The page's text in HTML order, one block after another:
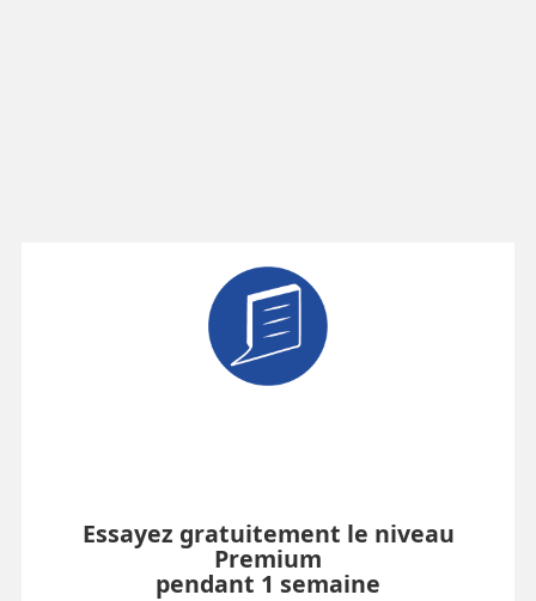
Essayez gratuitement le niveau
Premium
pendant 1 semaine